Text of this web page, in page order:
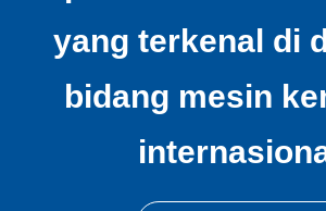
yang terkenal di
bidang mesin